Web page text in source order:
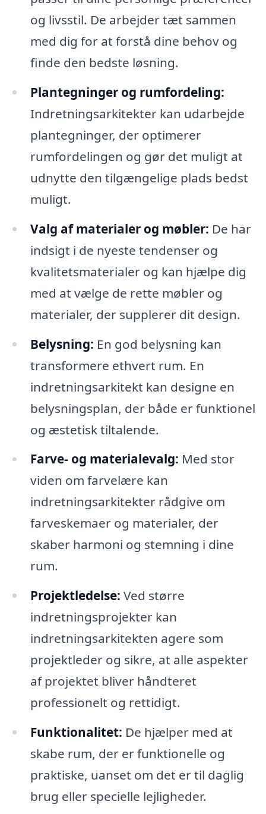
og livsstil. De arbejder tæt sammen
med dig for at forstå dine behov og
finde den bedste løsning.
Plantegninger og rumfordeling:
Indretningsarkitekter kan udarbejde
plantegninger, der optimerer
rumfordelingen og gør det muligt at
udnytte den tilgængelige plads bedst
muligt.
Valg af materialer og møbler: De har
indsigt i de nyeste tendenser og
kvalitetsmaterialer og kan hjælpe dig
med at vælge de rette møbler og
materialer, der supplerer dit design.
Belysning: En god belysning kan
transformere ethvert rum. En
indretningsarkitekt kan designe en
belysningsplan, der både er funktionel
og æstetisk tiltalende.
Farve- og materialevalg: Med stor
viden om farvelære kan
indretningsarkitekter rådgive om
farveskemaer og materialer, der
skaber harmoni og stemning i dine
rum.
Projektledelse: Ved større
indretningsprojekter kan
indretningsarkitekten agere som
projektleder og sikre, at alle aspekter
af projektet bliver håndteret
professionelt og rettidigt.
Funktionalitet: De hjælper med at
skabe rum, der er funktionelle og
praktiske, uanset om det er til daglig
brug eller specielle lejligheder.